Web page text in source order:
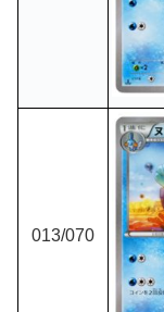
013/070